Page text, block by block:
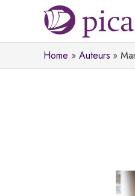
de
Home Auteurs